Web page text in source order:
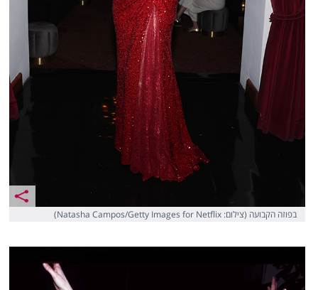
בפוזה הקבועה (צילום: Natasha Campos/Getty Images for Netflix)